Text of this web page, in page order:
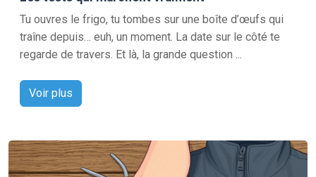
Tu ouvres le frigo, tu tombes sur une boîte d’œufs qui
traîne depuis… euh, un moment. La date sur le côté te
regarde de travers. Et là, la grande question ...
Voir plus